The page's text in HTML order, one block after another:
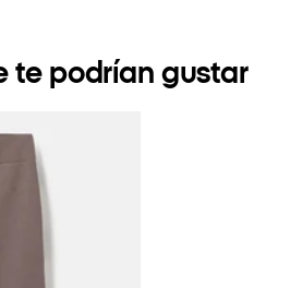
te podrían gustar